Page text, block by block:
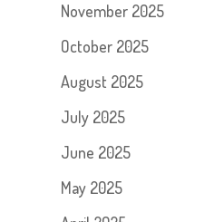
November 2025
October 2025
August 2025
July 2025
June 2025
May 2025